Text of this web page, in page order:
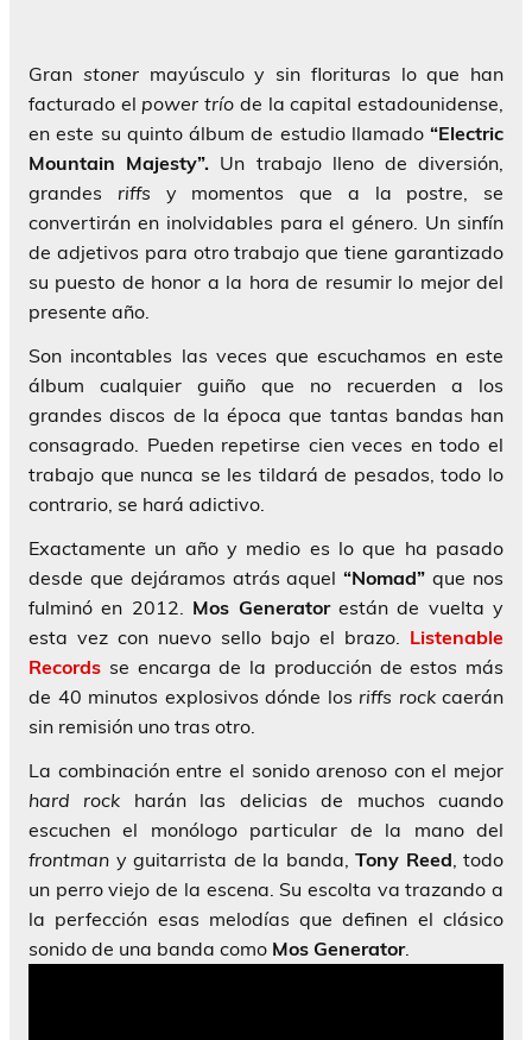
Gran stonermayúsculo y sin florituras lo que han
facturado el power trío de la capital estadounidense,
en este su quinto álbum de estudio llamado “Electric
Mountain Majesty”. Un trabajo lleno de diversión,
grandes riffs y momentos que a la postre, se
convertirán en inolvidables para el género. Un sinfín
de adjetivos para otro trabajo que tiene garantizado
su puesto de honor a la hora de resumir lo mejor del
presente año.
Son incontables las veces que escuchamos en este
álbum cualquier guiño que no recuerden a los
grandes discos de la época que tantas bandas han
consagrado. Pueden repetirse cien veces en todo el
trabajo que nunca se les tildará de pesados, todo lo
contrario, se hará adictivo.
Exactamente un año y medio es lo que ha pasado
desde que dejáramos atrás aquel“Nomad” que nos
fulminó en 2012. Mos Generatorestán de vuelta y
esta vez con nuevo sello bajo el brazo. Listenable
Records se encarga de la producción de estos más
de 40 minutos explosivos dónde los riffs rockcaerán
sin remisión uno tras otro.
La combinación entre el sonido arenoso con el mejor
hard rock harán las delicias de muchos cuando
escuchen el monólogo particular de la mano del
frontman y guitarrista de la banda, Tony Reed, todo
un perro viejo de la escena. Su escolta va trazando a
la perfección esas melodías que definen el clásico
sonido de una banda como Mos Generator.